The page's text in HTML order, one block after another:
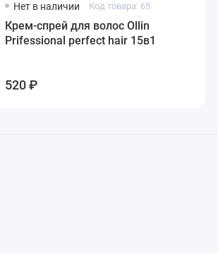
Нет в наличии Код товара: 65
Крем-спрей для волос Ollin
Prifessional perfect hair 15в1
520 ₽